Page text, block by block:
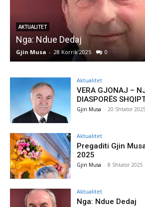
AKTUALITET
Nga: Ndue Dedaj
Gjin Musa - 28 Korrik 2025 0
Aktualitet
VERA GJONAJ –
DIASPORËS
Gjin Musa - 20 Shtator 2025
Aktualitet
Pregaditi Gjin
2025
Gjin Musa - 8 Shtator 2025
Aktualitet
Nga: Ndue Dedaj